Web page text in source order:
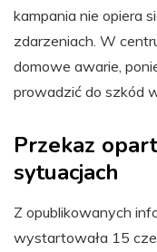
kampania nie opiera
zdarzeniach. W
domowe awarie,
prowadzić do szkód
Przekaz
sytuacjach
Z opublikowanych
wystartowała 15